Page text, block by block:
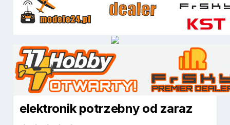
elektronik potrzebny od zaraz